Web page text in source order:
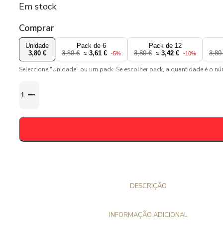
Em stock
Comprar
Unidade
3,80 €
Pack de 6
3,80 €
≈ 3,61 € -5%
Pack de 12
3,80 €
≈ 3,42 € -10% 3,80
Seleccione "Unidade" ou um pack. Se escolher pack, a quantidade é o
de
Cashmere
33cl
DESCRIÇÃO
INFORMAÇÃO ADICIONAL